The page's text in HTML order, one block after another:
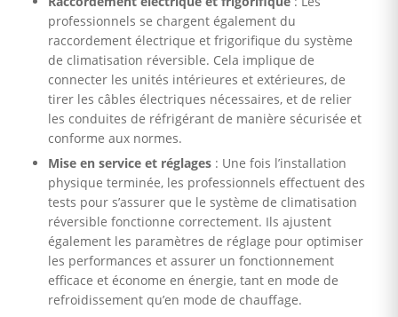
professionnels se chargent également du
raccordement électrique et frigorifique du système
de climatisation réversible. Cela implique de
connecter les unités intérieures et extérieures, de
tirer les câbles électriques nécessaires, et de relier
les conduites de réfrigérant de manière sécurisée et
conforme aux normes.
Mise en service et réglages : Une fois l’installation
physique terminée, les professionnels effectuent des
tests pour s’assurer que le système de climatisation
réversible fonctionne correctement. Ils ajustent
également les paramètres de réglage pour optimiser
les performances et assurer un fonctionnement
efficace et économe en énergie, tant en mode de
refroidissement qu’en mode de chauffage.